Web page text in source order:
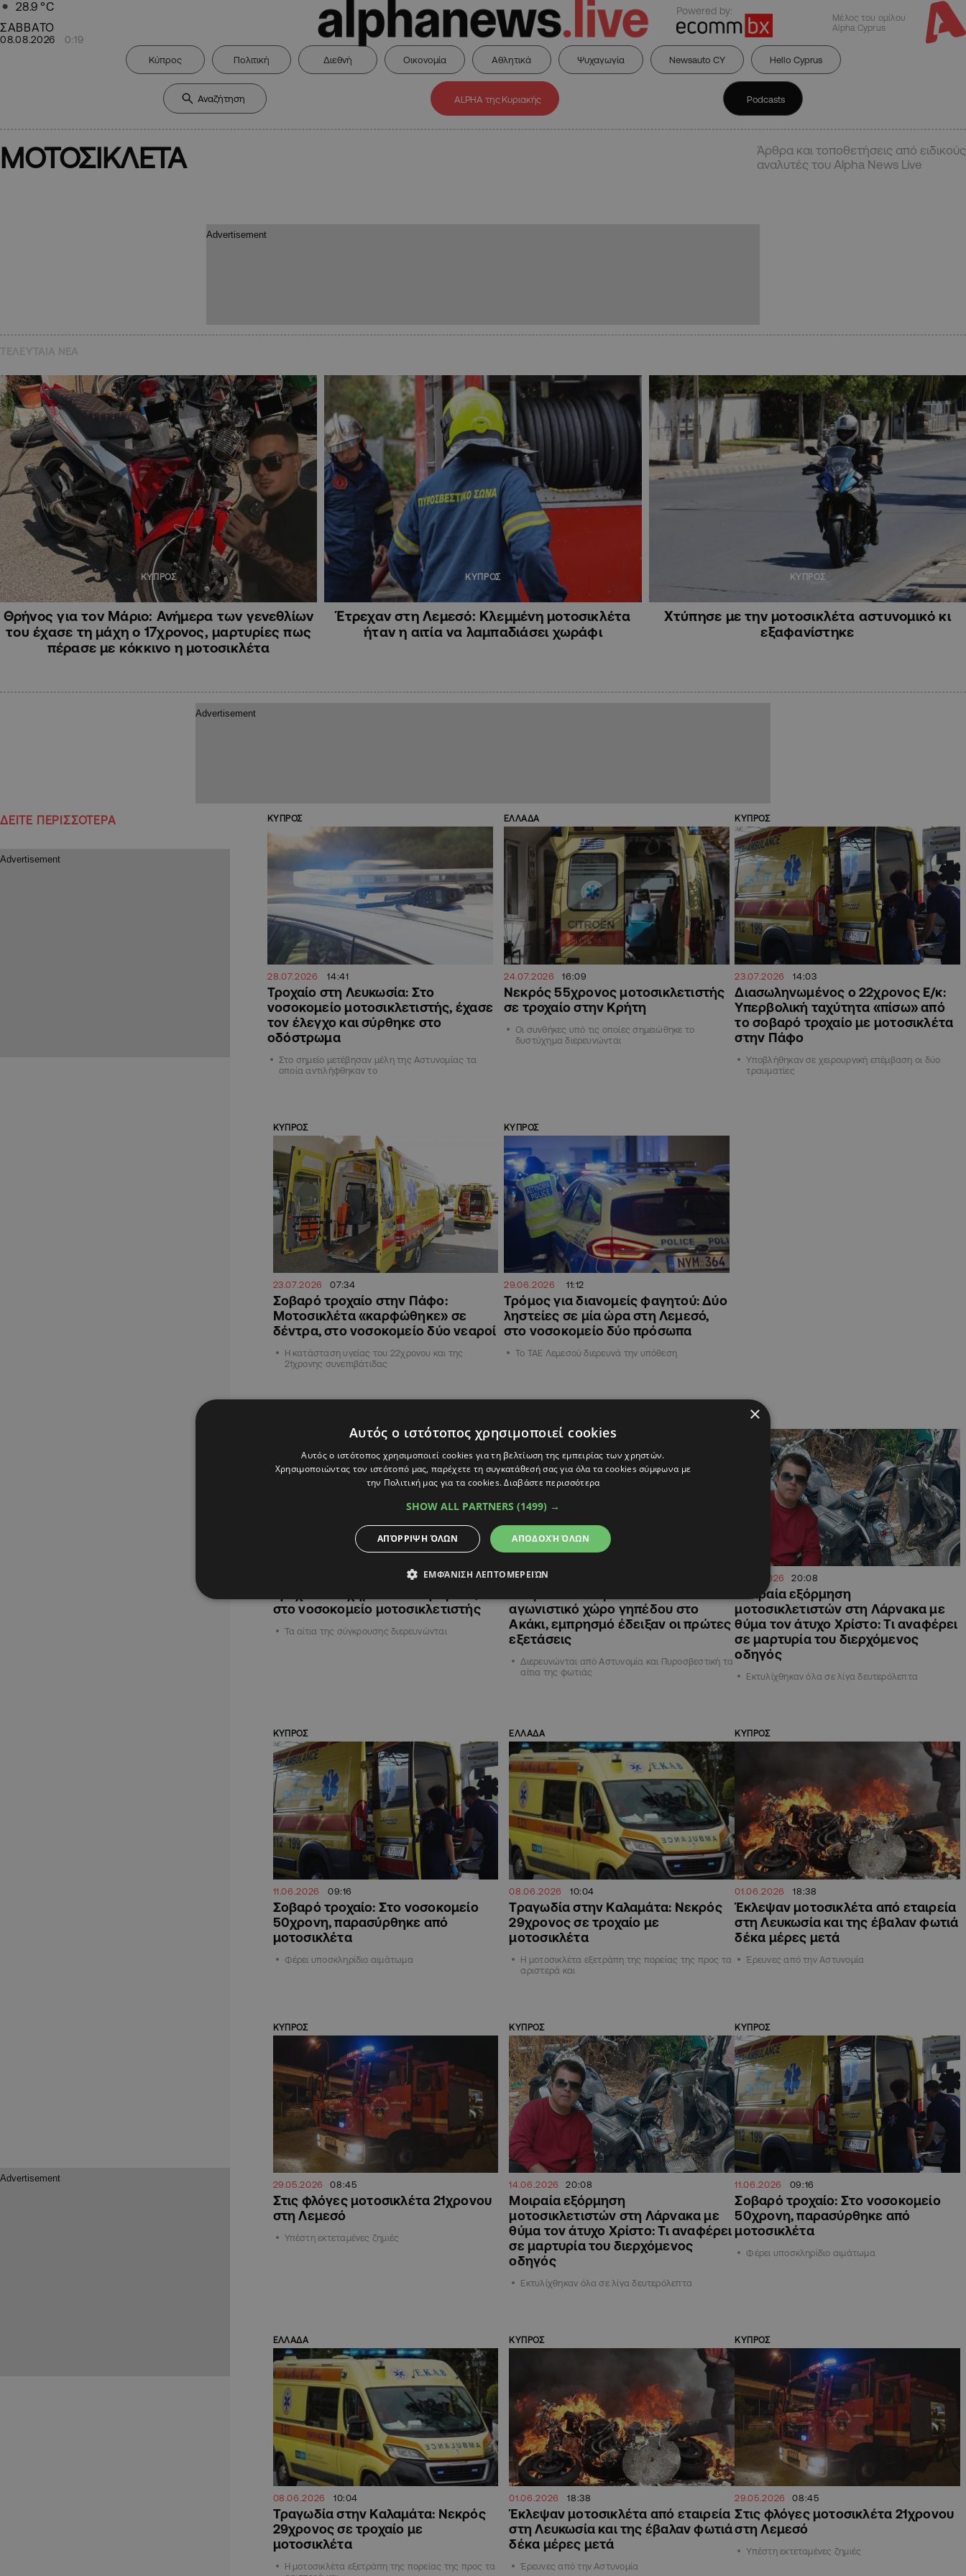
28.9 °C
ΣΑΒΒΑΤΟ
08.08.2026 0:19
Powered by:
Μέλος του ομίλου
Alpha Cyprus
Κύπρος Πολιτική Διεθνή Οικονομία Αθλητικά Ψυχαγωγία Newsauto CY Hello Cyprus
ALPHA της Κυριακής Podcasts
ΜΟΤΟΣΙΚΛΕΤΑ
Άρθρα και τοποθετήσεις από ειδικούς
αναλυτές του Alpha News Live
ΚΥΠΡΟΣ
Θρήνος για τον Μάριο: Ανήμερα των γενεθλίων
του έχασε τη μάχη ο 17χρονος, μαρτυρίες πως
πέρασε με κόκκινο η μοτοσικλέτα
ΚΥΠΡΟΣ
Έτρεχαν στη Λεμεσό: Κλεμμένη μοτοσικλέτα
ήταν η αιτία να λαμπαδιάσει χωράφι
ΚΥΠΡΟΣ
Χτύπησε με την μοτοσικλέτα αστυνομικό κι
εξαφανίστηκε
ΔΕΙΤΕ ΠΕΡΙΣΣΟΤΕΡΑ ΚΥΠΡΟΣ
28.07.2026 14:41
Τροχαίο στη Λευκωσία: Στο
νοσοκομείο μοτοσικλετιστής, έχασε
τον έλεγχο και σύρθηκε στο
οδόστρωμα
Στο σημείο μετέβησαν μέλη της Αστυνομίας τα
οποία αντιλήφθηκαν το
ΕΛΛΑΔΑ
24.07.2026 16:09
Νεκρός 55χρονος μοτοσικλετιστής
σε τροχαίο στην Κρήτη
Οι συνθήκες υπό τις οποίες σημειώθηκε το
δυστύχημα διερευνώνται
ΚΥΠΡΟΣ
23.07.2026 14:03
Διασωληνωμένος ο 22χρονος Ε/κ:
Υπερβολική ταχύτητα «πίσω» από
το σοβαρό τροχαίο με μοτοσικλέτα
στην Πάφο
Υποβλήθηκαν σε χειρουργική επέμβαση οι δύο
τραυματίες
ΚΥΠΡΟΣ
23.07.2026 07:34
Σοβαρό τροχαίο στην Πάφο:
Μοτοσικλέτα «καρφώθηκε» σε
δέντρα, στο νοσοκομείο δύο νεαροί
Η κατάσταση υγείας του 22χρονου και της
21χρονης συνεπιβάτιδας
ΚΥΠΡΟΣ
29.06.2026 11:12
Τρόμος για διανομείς φαγητού: Δύο
ληστείες σε μία ώρα στη Λεμεσό,
στο νοσοκομείο δύο πρόσωπα
Το ΤΑΕ Λεμεσού διερευνά την υπόθεση
στο νοσοκομείο μοτοσικλετιστής
Τα αίτια της σύγκρουσης διερευνώνται
16.06.2026
αγωνιστικό χώρο γηπέδου στο
Ακάκι, εμπρησμό έδειξαν οι πρώτες
εξετάσεις
Διερευνώνται από Αστυνομία και Πυροσβεστική τα
αίτια της φωτιάς
ΚΥΠΡΟΣ
14.06.2026 20:08
Μοιραία εξόρμηση
μοτοσικλετιστών στη Λάρνακα με
θύμα τον άτυχο Χρίστο: Τι αναφέρει
σε μαρτυρία του διερχόμενος
οδηγός
Εκτυλίχθηκαν όλα σε λίγα δευτερόλεπτα
ΚΥΠΡΟΣ
11.06.2026 09:16
Σοβαρό τροχαίο: Στο νοσοκομείο
50χρονη, παρασύρθηκε από
μοτοσικλέτα
Φέρει υποσκληρίδιο αιμάτωμα
ΕΛΛΑΔΑ
08.06.2026 10:04
Τραγωδία στην Καλαμάτα: Νεκρός
29χρονος σε τροχαίο με
μοτοσικλέτα
Η μοτοσικλέτα εξετράπη της πορείας της προς τα
αριστερά και
ΚΥΠΡΟΣ
01.06.2026 18:38
Έκλεψαν μοτοσικλέτα από εταιρεία
στη Λευκωσία και της έβαλαν φωτιά
δέκα μέρες μετά
Έρευνες από την Αστυνομία
ΚΥΠΡΟΣ
29.05.2026 08:45
Στις φλόγες μοτοσικλέτα 21χρονου
στη Λεμεσό
Υπέστη εκτεταμένες ζημιές
ΚΥΠΡΟΣ
14.06.2026 20:08
Μοιραία εξόρμηση
μοτοσικλετιστών στη Λάρνακα με
θύμα τον άτυχο Χρίστο: Τι αναφέρει
σε μαρτυρία του διερχόμενος
οδηγός
Εκτυλίχθηκαν όλα σε λίγα δευτερόλεπτα
ΚΥΠΡΟΣ
11.06.2026 09:16
Σοβαρό τροχαίο: Στο νοσοκομείο
50χρονη, παρασύρθηκε από
μοτοσικλέτα
Φέρει υποσκληρίδιο αιμάτωμα
ΕΛΛΑΔΑ
08.06.2026 10:04
Τραγωδία στην Καλαμάτα: Νεκρός
29χρονος σε τροχαίο με
μοτοσικλέτα
Η μοτοσικλέτα εξετράπη της πορείας της προς τα
ΚΥΠΡΟΣ
01.06.2026 18:38
Έκλεψαν μοτοσικλέτα από εταιρεία
στη Λευκωσία και της έβαλαν φωτιά
δέκα μέρες μετά
Έρευνες από την Αστυνομία
ΚΥΠΡΟΣ
29.05.2026 08:45
Στις φλόγες μοτοσικλέτα 21χρονου
στη Λεμεσό
Υπέστη εκτεταμένες ζημιές
×
Αυτός ο ιστότοπος χρησιμοποιεί cookies
Αυτός ο ιστότοπος χρησιμοποιεί cookies για τη βελτίωση της εμπειρίας των χρηστών.
Χρησιμοποιώντας τον ιστότοπό μας, παρέχετε τη συγκατάθεσή σας για όλα τα cookies σύμφωνα με
την Πολιτική μας για τα cookies.Διαβάστε περισσότερα
SHOW ALL PARTNERS (1499) →
ΑΠΟΔΟΧΉ ΌΛΩΝ
ΑΠΌΡΡΙΨΗ ΌΛΩΝ
ΕΜΦΆΝΙΣΗ ΛΕΠΤΟΜΕΡΕΙΏΝ